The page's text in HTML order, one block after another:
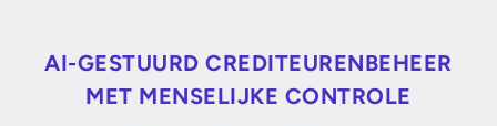
AI-GESTUURD CREDITEURENBEHEER
MET MENSELIJKE CONTROLE